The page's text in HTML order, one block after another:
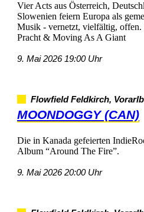
Musik-
Pracht&MovingAsAGiant
9.Mai202619:00Uhr
MOONDOGGY(CAN)
Album“AroundTheFire”.
9.Mai202620:00Uhr